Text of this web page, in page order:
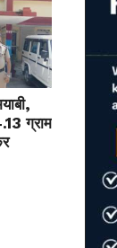
ग्राम